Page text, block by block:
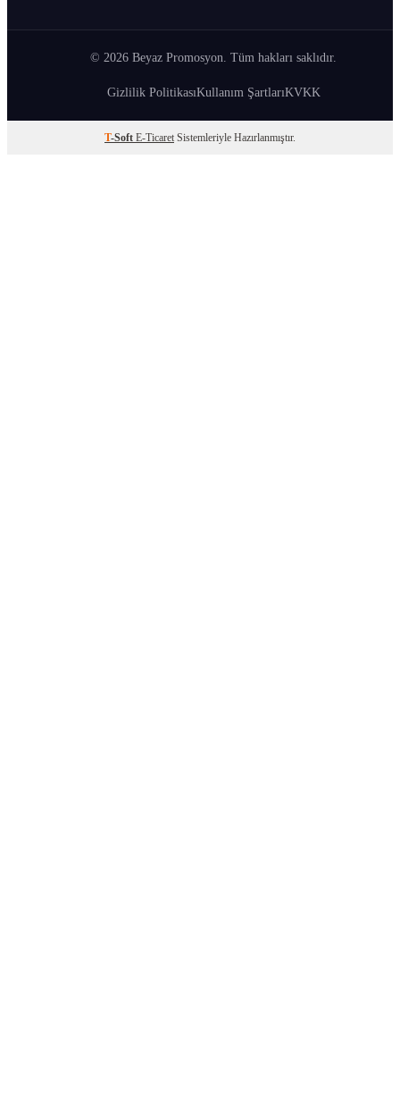
© 2026 Beyaz Promosyon. Tüm hakları saklıdır.
Gizlilik PolitikasıKullanım ŞartlarıKVKK
T-Soft E-Ticaret Sistemleriyle Hazırlanmıştır.